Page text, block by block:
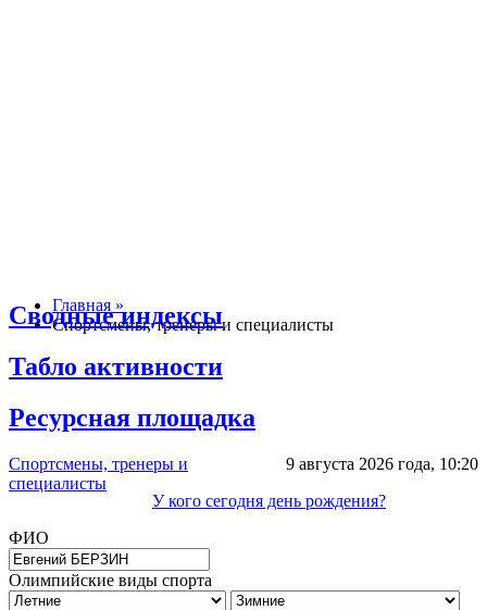
Главная »
Спортсмены, тренеры и специалисты
Сводные индексы
Табло активности
Ресурсная площадка
9 августа 2026 года, 10:20
У кого сегодня день рождения?
Спортсмены, тренеры и
специалисты
ФИО
Олимпийские виды спорта